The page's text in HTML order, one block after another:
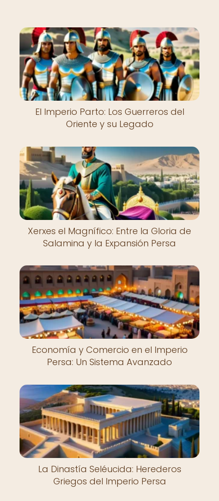
El Imperio Parto: Los Guerreros del
Oriente y su Legado
Xerxes el Magnífico: Entre la Gloria de
Salamina y la Expansión Persa
Economía y Comercio en el Imperio
Persa: Un Sistema Avanzado
La Dinastía Seléucida: Herederos
Griegos del Imperio Persa